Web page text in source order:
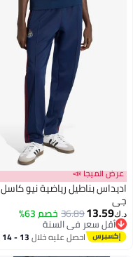
📣
بناطيل رياضية نيو كاسل أو
36.89خصم 63%
سعر في السنة
سعر في السنة
احصل عليه خلال 13 - 14
اغسطس